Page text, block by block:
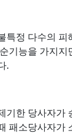
특정 다수의 피
기능을 가지
.
기한 당사자가
패소당사자가